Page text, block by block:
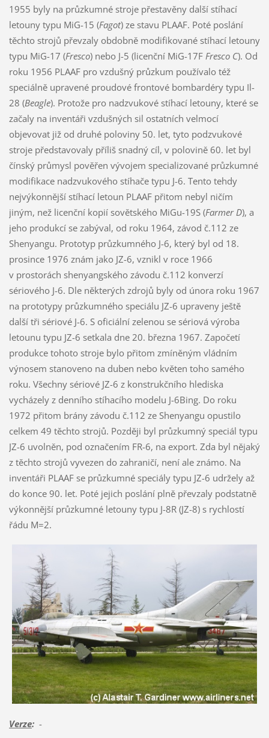
1955 byly na průzkumné stroje přestavěny další stíhací
letouny typu MiG-15 (Fagot) ze stavu PLAAF. Poté poslání
těchto strojů převzaly obdobně modifikované stíhací letouny
typu MiG-17 (Fresco) nebo J-5 (licenční MiG-17F Fresco C). Od
roku 1956 PLAAF pro vzdušný průzkum používalo též
speciálně upravené proudové frontové bombardéry typu Il-
28 (Beagle). Protože pro nadzvukové stíhací letouny, které se
začaly na inventáři vzdušných sil ostatních velmocí
objevovat již od druhé poloviny 50. let, tyto podzvukové
stroje představovaly příliš snadný cíl, v polovině 60. let byl
čínský průmysl pověřen vývojem specializované průzkumné
modifikace nadzvukového stíhače typu J-6. Tento tehdy
nejvýkonnější stíhací letoun PLAAF přitom nebyl ničím
jiným, než licenční kopií sovětského MiGu-19S (Farmer D), a
jeho produkcí se zabýval, od roku 1964, závod č.112 ze
Shenyangu. Prototyp průzkumného J-6, který byl od 18.
prosince 1976 znám jako JZ-6, vznikl v roce 1966
v prostorách shenyangského závodu č.112 konverzí
sériového J-6. Dle některých zdrojů byly od února roku 1967
na prototypy průzkumného speciálu JZ-6 upraveny ještě
další tři sériové J-6. S oficiální zelenou se sériová výroba
letounu typu JZ-6 setkala dne 20. března 1967. Započetí
produkce tohoto stroje bylo přitom zmíněným vládním
výnosem stanoveno na duben nebo květen toho samého
roku. Všechny sériové JZ-6 z konstrukčního hlediska
vycházely z denního stíhacího modelu J-6Bing. Do roku
1972 přitom brány závodu č.112 ze Shenyangu opustilo
celkem 49 těchto strojů. Později byl průzkumný speciál typu
JZ-6 uvolněn, pod označením FR-6, na export. Zda byl nějaký
z těchto strojů vyvezen do zahraničí, není ale známo. Na
inventáři PLAAF se průzkumné speciály typu JZ-6 udržely až
do konce 90. let. Poté jejich poslání plně převzaly podstatně
výkonnější průzkumné letouny typu J-8R (JZ-8) s rychlostí
řádu M=2.
Verze:-